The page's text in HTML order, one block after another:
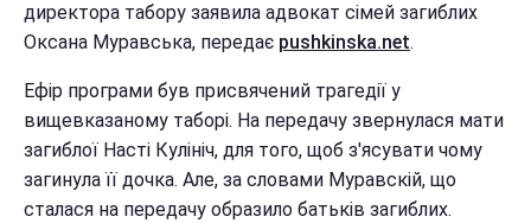
директора табору заявила адвокат сімей загиблих
Оксана Муравська, передає pushkinska.net.
Ефір програми був присвячений трагедії у
вищевказаному таборі. На передачу звернулася мати
загиблої Насті Кулініч, для того, щоб з'ясувати чому
загинула її дочка. Але, за словами Муравскій, що
сталася на передачу образило батьків загиблих.